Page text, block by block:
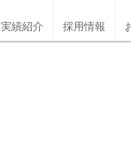
実績紹介 採用情報